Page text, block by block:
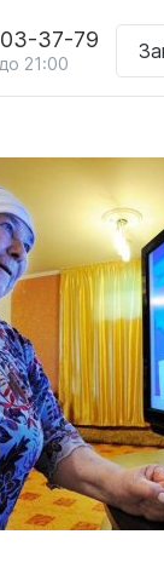
37-79
21:00